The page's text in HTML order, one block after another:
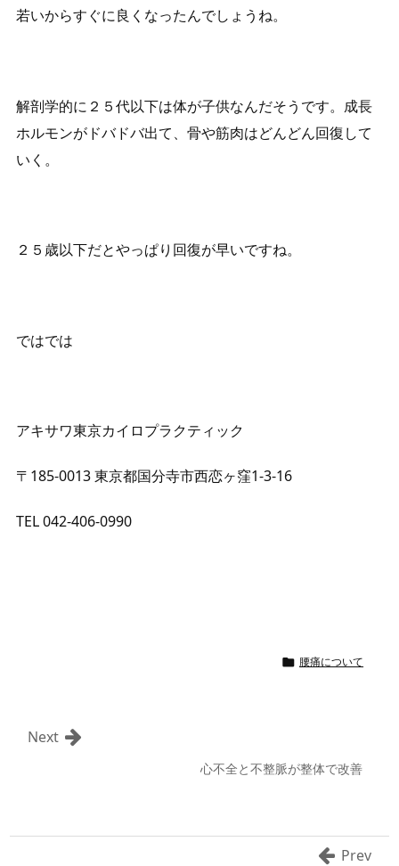
若いからすぐに良くなったんでしょうね。
解剖学的に２５代以下は体が子供なんだそうです。成長
ホルモンがドバドバ出て、骨や筋肉はどんどん回復して
いく。
２５歳以下だとやっぱり回復が早いですね。
ではでは
アキサワ東京カイロプラクティック
〒185-0013 東京都国分寺市西恋ヶ窪1-3-16
TEL 042-406-0990
 腰痛について
心不全と不整脈が整体で改善
Next
Prev